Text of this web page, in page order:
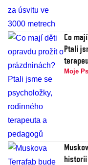
Co
Ptali
Moje
historii